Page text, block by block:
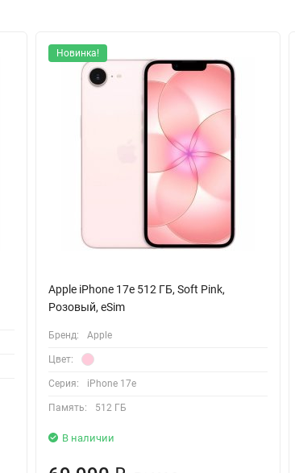
Новинка!
Apple iPhone 17e 512 ГБ, Soft Pink,
Розовый, eSim
Бренд: Apple
Цвет:
Серия: iPhone 17e
Память: 512 ГБ
В наличии